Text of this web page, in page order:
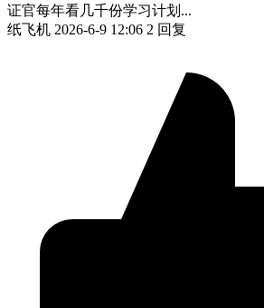
证官每年看几千份学习计划...
纸飞机 2026-6-9 12:06 2 回复